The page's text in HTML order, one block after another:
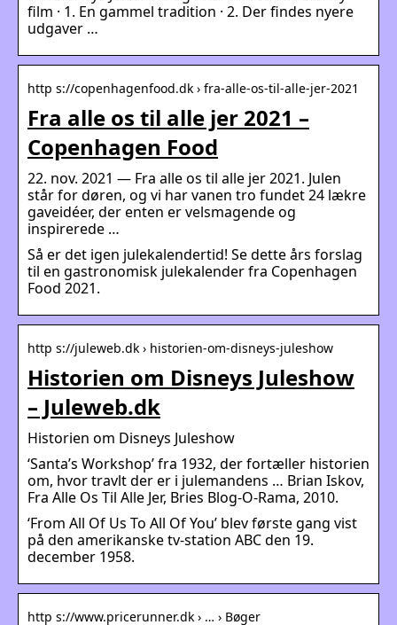
film · 1. En gammel tradition · 2. Der findes nyere
udgaver …
http s://copenhagenfood.dk › fra-alle-os-til-alle-jer-2021
Fra alle os til alle jer 2021 –
Copenhagen Food
22. nov. 2021 — Fra alle os til alle jer 2021. Julen
står for døren, og vi har vanen tro fundet 24 lækre
gaveidéer, der enten er velsmagende og
inspirerede …
Så er det igen julekalendertid! Se dette års forslag
til en gastronomisk julekalender fra Copenhagen
Food 2021.
http s://juleweb.dk › historien-om-disneys-juleshow
Historien om Disneys Juleshow
– Juleweb.dk
Historien om Disneys Juleshow
‘Santa’s Workshop’ fra 1932, der fortæller historien
om, hvor travlt der er i julemandens … Brian Iskov,
Fra Alle Os Til Alle Jer, Bries Blog-O-Rama, 2010.
‘From All Of Us To All Of You’ blev første gang vist
på den amerikanske tv-station ABC den 19.
december 1958.
http s://www.pricerunner.dk › … › Bøger